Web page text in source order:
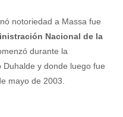
notoriedad a Massa fue
Nacional de la
durante la
y donde luego fue
mayo de 2003.